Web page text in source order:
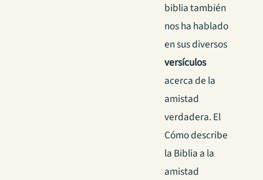
biblia también
nos ha hablado
en sus diversos
versículos
acerca de la
amistad
verdadera. El
Cómo describe
la Biblia a la
amistad